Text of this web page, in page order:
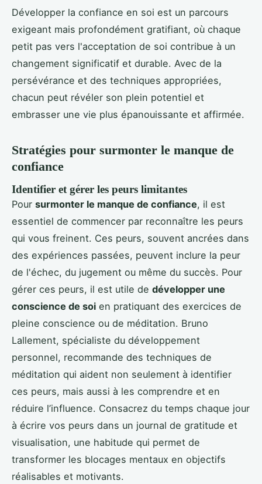
Développer la confiance en soi est un parcours
exigeant mais profondément gratifiant, où chaque
petit pas vers l'acceptation de soi contribue à un
changement significatif et durable. Avec de la
persévérance et des techniques appropriées,
chacun peut révéler son plein potentiel et
embrasser une vie plus épanouissante et affirmée.
Stratégies pour surmonter le manque de
confiance
Identifier et gérer les peurs limitantes
Pour surmonter le manque de confiance, il est
essentiel de commencer par reconnaître les peurs
qui vous freinent. Ces peurs, souvent ancrées dans
des expériences passées, peuvent inclure la peur
de l'échec, du jugement ou même du succès. Pour
gérer ces peurs, il est utile de développer une
conscience de soi en pratiquant des exercices de
pleine conscience ou de méditation. Bruno
Lallement, spécialiste du développement
personnel, recommande des techniques de
méditation qui aident non seulement à identifier
ces peurs, mais aussi à les comprendre et en
réduire l’influence. Consacrez du temps chaque jour
à écrire vos peurs dans un journal de gratitude et
visualisation, une habitude qui permet de
transformer les blocages mentaux en objectifs
réalisables et motivants.